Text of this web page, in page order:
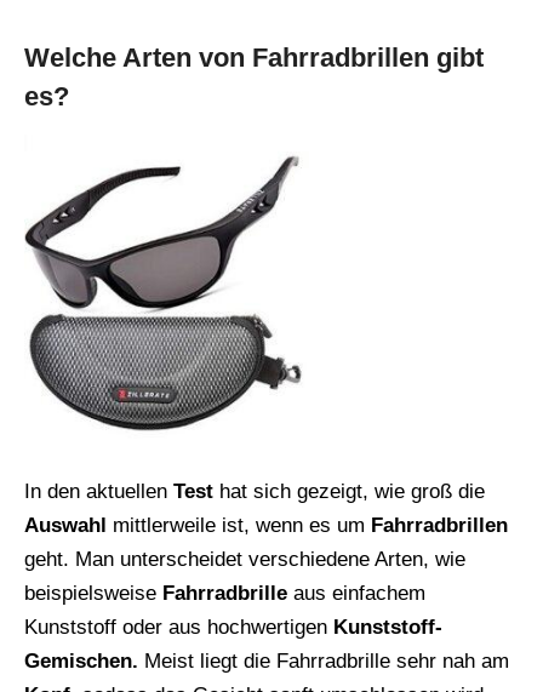
Welche Arten von Fahrradbrillen gibt
es?
In den aktuellen Test hat sich gezeigt, wie groß die
Auswahl mittlerweile ist, wenn es um Fahrradbrillen
geht. Man unterscheidet verschiedene Arten, wie
beispielsweise Fahrradbrille aus einfachem
Kunststoff oder aus hochwertigen Kunststoff-
Gemischen. Meist liegt die Fahrradbrille sehr nah am